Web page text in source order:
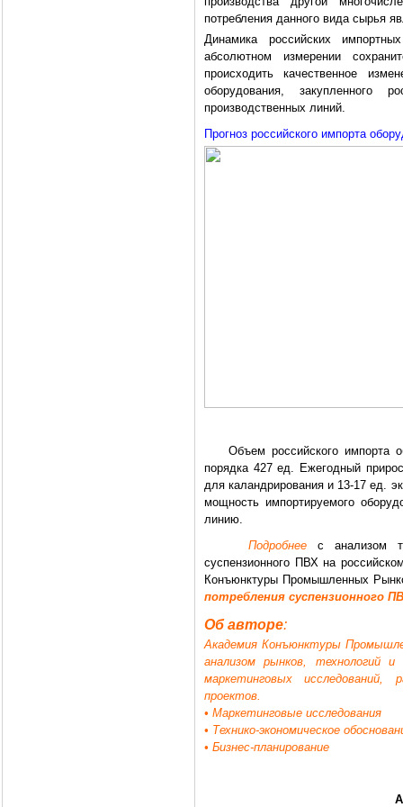
потребления данного вида сырья
Динамика российских
абсолютном измерении
происходить качественное
оборудования, закупленного
производственных линий.
Прогноз российского импорта
Объем российского импорта
порядка 427 ед. Ежегодный
для каландрирования и 13-17 ед.
мощность импортируемого
линию.
Подробнеес анализом
суспензионного ПВХ на
Конъюнктуры Промышленных
потребления суспензионного
Об авторе:
Академия Конъюнктуры
анализом рынков, технологий
маркетинговых исследований,
проектов.
• Маркетинговые исследования
• Технико-экономическое
• Бизнес-планирование